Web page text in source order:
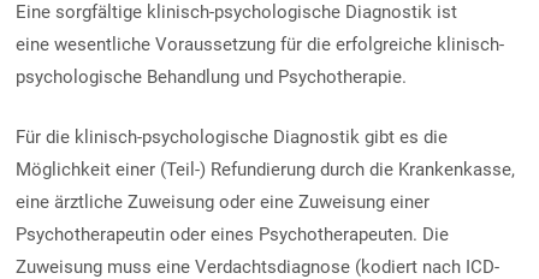
Eine sorgfältige klinisch-psychologische Diagnostik ist
eine wesentliche Voraussetzung für die erfolgreiche klinisch-
psychologische Behandlung und Psychotherapie.
Für die klinisch-psychologische Diagnostik gibt es die
Möglichkeit einer (Teil-) Refundierung durch die Krankenkasse,
eine ärztliche Zuweisung oder eine Zuweisung einer
Psychotherapeutin oder eines Psychotherapeuten. Die
Zuweisung muss eine Verdachtsdiagnose (kodiert nach ICD-